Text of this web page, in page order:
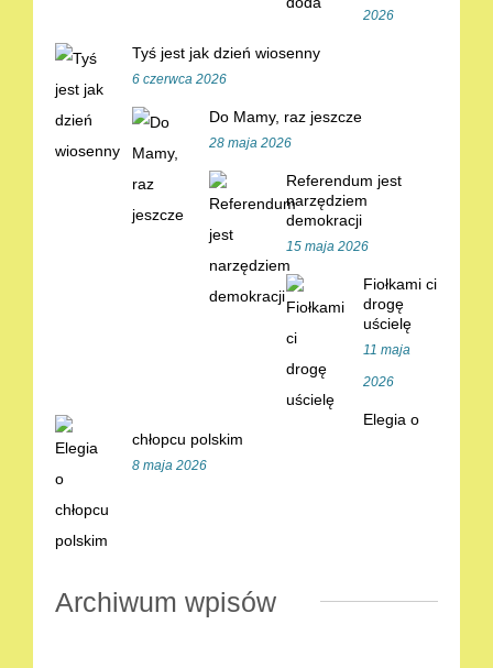
2026
Tyś jest jak dzień wiosenny
6 czerwca 2026
Do Mamy, raz jeszcze
28 maja 2026
Referendum jest
narzędziem
demokracji
15 maja 2026
Fiołkami ci
drogę
uścielę
11 maja
2026
Elegia o
chłopcu polskim
8 maja 2026
Archiwum wpisów